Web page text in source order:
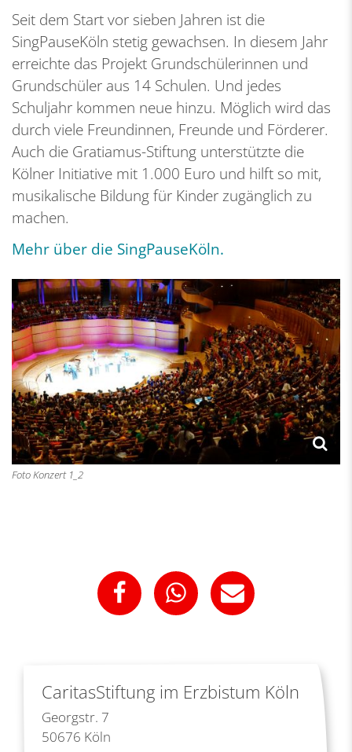
Seit dem Start vor sieben Jahren ist die
SingPauseKöln stetig gewachsen. In diesem Jahr
erreichte das Projekt Grundschülerinnen und
Grundschüler aus 14 Schulen. Und jedes
Schuljahr kommen neue hinzu. Möglich wird das
durch viele Freundinnen, Freunde und Förderer.
Auch die Gratiamus-Stiftung unterstützte die
Kölner Initiative mit 1.000 Euro und hilft so mit,
musikalische Bildung für Kinder zugänglich zu
machen.
Mehr über die SingPauseKöln.
Foto Konzert 1_2
CaritasStiftung im Erzbistum Köln
Georgstr. 7
50676 Köln